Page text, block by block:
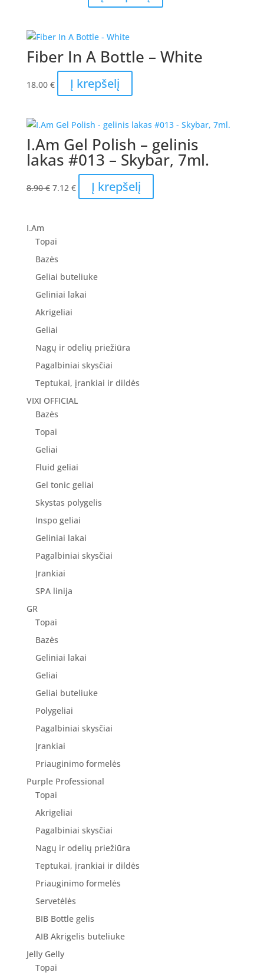
43.00 €.
price
34.40 €.
Fiber In A Bottle – White
18.00 € Į krepšelį
I.Am Gel Polish – gelinis
lakas #013 – Skybar, 7ml.
8.90€ Original
7.12 €Current
price
Į krepšelį
I.Am
Topai
Bazės
Geliai buteliuke
Geliniai lakai
Akrigeliai
Geliai
Nagų ir odelių priežiūra
Pagalbiniai skysčiai
Teptukai, įrankiai ir dildės
VIXI OFFICIAL
Bazės
Topai
Geliai
Fluid geliai
Gel tonic geliai
Skystas polygelis
Inspo geliai
Geliniai lakai
Pagalbiniai skysčiai
Įrankiai
SPA linija
GR
Topai
Bazės
Geliniai lakai
Geliai
Geliai buteliuke
Polygeliai
Pagalbiniai skysčiai
Įrankiai
Priauginimo formelės
Purple Professional
Topai
Akrigeliai
Pagalbiniai skysčiai
Nagų ir odelių priežiūra
Teptukai, įrankiai ir dildės
Priauginimo formelės
Servetėlės
BIB Bottle gelis
AIB Akrigelis buteliuke
Jelly Gelly
Topai